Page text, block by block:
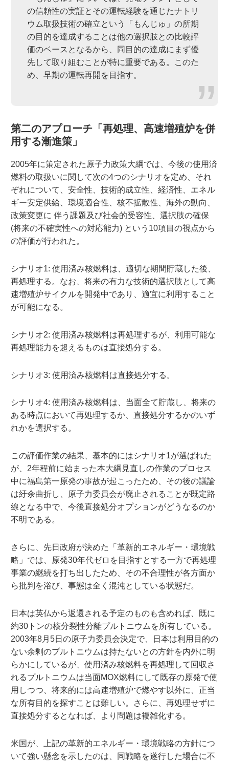
の信頼性の実証とその運転経験を通じたナトリ
ウム取扱技術の確立という「もんじゅ」の所期
の目的を達成することは他の選択肢との比較評
価のベースとなるから、同目的の達成にまず優
先して取り組むことが特に重要である。このた
め、早期の運転再開を目指す。
第二のアプローチ「再処理、高速増殖炉を併
用する漸進策」
2005年に策定された原子力政策大綱では、今後の使用済
燃料の取扱いに関して次の4つのシナリオを定め、それ
ぞれについて、安全性、技術的成立性、経済性、エネル
ギー安定供給、環境適合性、核不拡散性、海外の動向、
政策変更に 伴う課題及び社会的受容性、選択肢の確保
(将来の不確実性への対応能力) という10項目の視点から
の評価が行われた。
シナリオ1: 使用済み核燃料は、適切な期間貯蔵した後、
再処理する。なお、将来の有力な技術的選択肢として高
速増殖炉サイクルを開発中であり、適宜に利用すること
が可能になる。
シナリオ2: 使用済み核燃料は再処理するが、利用可能な
再処理能力を超えるものは直接処分する。
シナリオ3: 使用済み核燃料は直接処分する。
シナリオ4: 使用済み核燃料は、当面全て貯蔵し、将来の
ある時点において再処理するか、直接処分するかのいず
れかを選択する。
この評価作業の結果、基本的にはシナリオ1が選ばれた
が、2年程前に始まった本大綱見直しの作業のプロセス
中に福島第一原発の事故が起こったため、その後の議論
は紆余曲折し、原子力委員会が廃止されることが既定路
線となる中で、今後直接処分オプションがどうなるのか
不明である。
さらに、先日政府が決めた「革新的エネルギー・環境戦
略」では、原発30年代ゼロを目指すとする一方で再処理
事業の継続を打ち出したため、その不合理性が各方面か
ら批判を浴び、事態は全く混沌としている状態だ。
日本は英仏から返還される予定のものも含めれば、既に
約30トンの核分裂性分離プルトニウムを所有している。
2003年8月5日の原子力委員会決定で、日本は利用目的の
ない余剰のプルトニウムは持たないとの方針を内外に明
らかにしているが、使用済み核燃料を再処理して回収さ
れるプルトニウムは当面MOX燃料にして既存の原発で使
用しつつ、将来的には高速増殖炉で燃やす以外に、正当
な所有目的を探すことは難しい。さらに、再処理せずに
直接処分するとなれば、より問題は複雑化する。
米国が、上記の革新的エネルギー・環境戦略の方針につ
いて強い懸念を示したのは、同戦略を遂行した場合に不